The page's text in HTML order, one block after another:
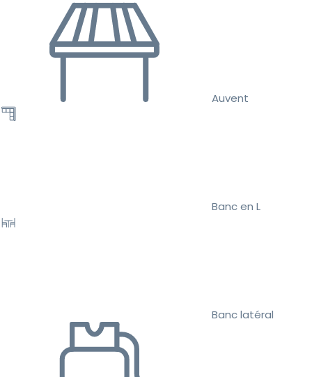
Auvent
Banc en L
Banc latéral